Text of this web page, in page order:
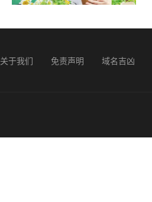
关于我们 免责声明 域名吉凶